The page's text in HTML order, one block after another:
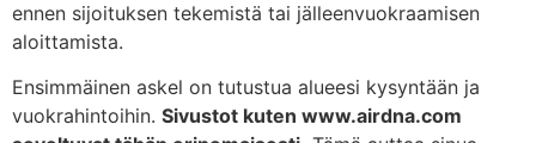
ennen sijoituksen tekemistä tai jälleenvuokraamisen
aloittamista.
Ensimmäinen askel on tutustua alueesi kysyntään ja
vuokrahintoihin. Sivustot kuten www.airdna.com